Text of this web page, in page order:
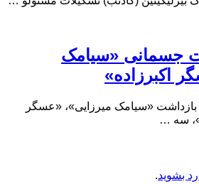
جسمانی «سیامک
اکبرزاده»
از ۴۰ روز از بازداشت «سیامک میرزایی»، «عسگر
سه …
بشوید.